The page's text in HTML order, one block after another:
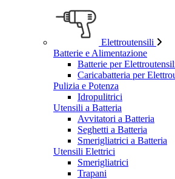
Elettroutensili
Batterie e Alimentazione
Batterie per
Caricabatteria per
Pulizia e Potenza
Idropulitrici
Utensili a Batteria
Avvitatori a Batteria
Seghetti a Batteria
Smerigliatrici a Batteria
Utensili Elettrici
Smerigliatrici
Trapani